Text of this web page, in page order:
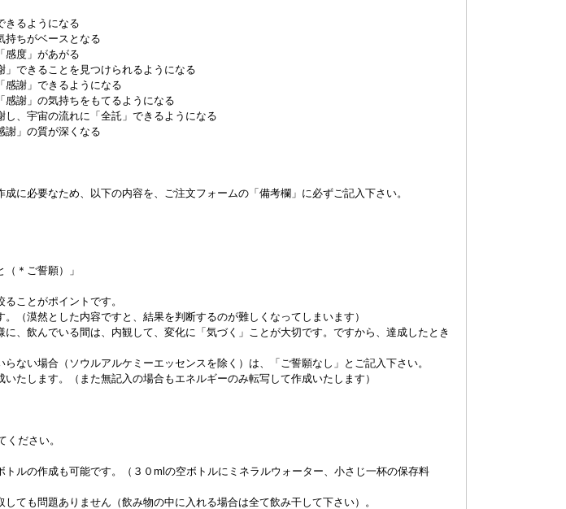
きるようになる
持ちがベースとなる
感度」があがる
」できることを見つけられるようになる
感謝」できるようになる
感謝」の気持ちをもてるようになる
し、宇宙の流れに「全託」できるようになる
謝」の質が深くなる
に必要なため、以下の内容を、ご注文フォームの「備考欄」に必ずご記入下さい。
＊ご誓願）」
ことがポイントです。
（漠然とした内容ですと、結果を判断するのが難しくなってしまいます）
、飲んでいる間は、内観して、変化に「気づく」ことが大切です。ですから、達成したとき
ない場合（ソウルアルケミーエッセンスを除く）は、「ご誓願なし」とご記入下さい。
たします。（また無記入の場合もエネルギーのみ転写して作成いたします）
ださい。
ルの作成も可能です。（３０mlの空ボトルにミネラルウォーター、小さじ一杯の保存料
ても問題ありません（飲み物の中に入れる場合は全て飲み干して下さい）。